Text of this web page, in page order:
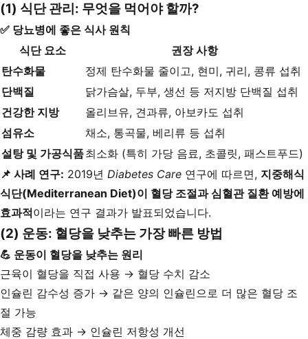
(1) 식단 관리: 무엇을 먹어야 할까?
✅ 당뇨병에 좋은 식사 원칙
식단 요소
권장 사항
탄수화물
정제 탄수화물 줄이고, 현미, 귀리, 콩류 섭취
단백질
닭가슴살, 두부, 생선 등 저지방 단백질 섭취
건강한 지방
올리브유, 견과류, 아보카도 섭취
섬유소
채소, 통곡물, 베리류 등 섭취
설탕 및 가공식품최소화 (특히 가당 음료, 초콜릿, 패스트푸드)
📌 사례 연구: 2019년 Diabetes Care 연구에 따르면, 지중해식
식단(Mediterranean Diet)이 혈당 조절과 심혈관 질환 예방에
효과적이라는 연구 결과가 발표되었습니다.
(2) 운동: 혈당을 낮추는 가장 빠른 방법
💪 운동이 혈당을 낮추는 원리
근육이 혈당을 직접 사용 → 혈당 수치 감소
인슐린 감수성 증가 → 같은 양의 인슐린으로 더 많은 혈당 조
절 가능
체중 감량 효과 → 인슐린 저항성 개선